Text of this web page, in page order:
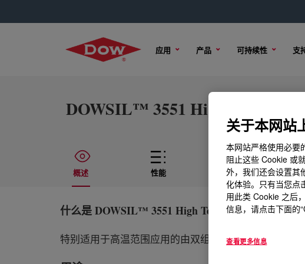
应用 产品 可持续性 支
DOWSIL™ 3551 High
概述 性能 技术内容
什么是DOWSIL™ 3551 High Temperature Base
特别适用于高温范围应用的由双组分组成的硅酮密封
关于本网站
本网站严格使用必要
阻止这些 Cookie 或
外，我们还会设置其
化体验。只有当您点
用此类 Cookie 之后
信息，请点击下面的
查看更多信息